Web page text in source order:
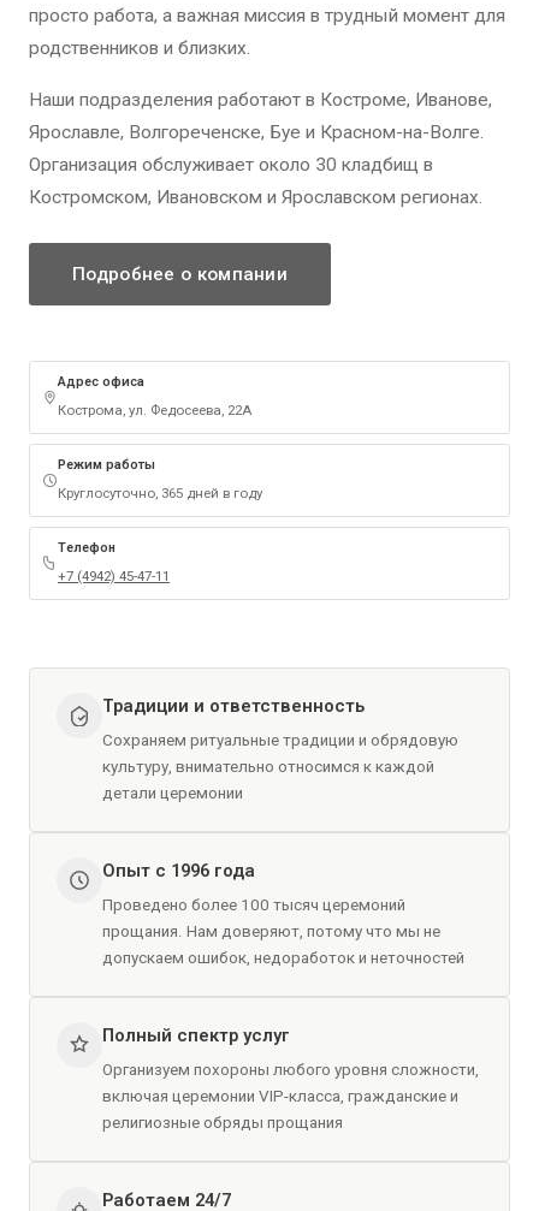
просто работа, а важная миссия в трудный момент для
родственников и близких.
Наши подразделения работают в Костроме, Иванове,
Ярославле, Волгореченске, Буе и Красном-на-Волге.
Организация обслуживает около 30 кладбищ в
Костромском, Ивановском и Ярославском регионах.
Подробнее о компании
Адрес офиса
Кострома, ул. Федосеева, 22А
Режим работы
Круглосуточно, 365 дней в году
Телефон
+7 (4942) 45-47-11
Традиции и ответственность
Сохраняем ритуальные традиции и обрядовую
культуру, внимательно относимся к каждой
детали церемонии
Опыт с 1996 года
Проведено более 100 тысяч церемоний
прощания. Нам доверяют, потому что мы не
допускаем ошибок, недоработок и неточностей
Полный спектр услуг
Организуем похороны любого уровня сложности,
включая церемонии VIP-класса, гражданские и
религиозные обряды прощания
Работаем 24/7